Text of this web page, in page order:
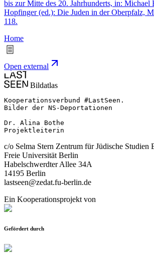
bis zur Mitte des 20. Jahrhunderts, in: Michael
Hopfinger (ed.): Die Juden in der Oberpfalz,
118.
Home
Open external
Bildatlas
Kooperationsverbund #LastSeen.
Bilder der NS-Deportationen
Dr. Alina Bothe
Projektleiterin
c/o Selma Stern Zentrum für Jüdische Studien
Freie Universität Berlin
Habelschwerdter Allee 34A
14195 Berlin
lastseen@zedat.fu-berlin.de
Ein Kooperationsprojekt von
Gefördert durch